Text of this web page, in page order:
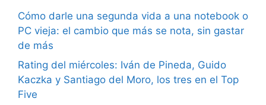
Cómo darle una segunda vida a una notebook o
PC vieja: el cambio que más se nota, sin gastar
de más
Rating del miércoles: Iván de Pineda, Guido
Kaczka y Santiago del Moro, los tres en el Top
Five